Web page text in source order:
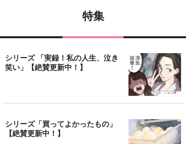
特集
シリーズ 「実録！私の人生、泣き
笑い」【絶賛更新中！】
シリーズ「買ってよかったもの」
【絶賛更新中！】